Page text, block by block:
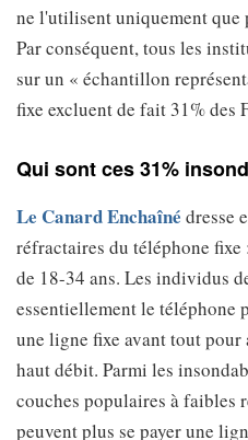
ne l'utilisent uniquement
Par conséquent, tous les
sur un « échantillon
fixe excluent de fait 31% des
Qui sont ces 31%
Le Canard Enchaîné dresse
réfractaires du téléphone
de 18-34 ans. Les individus
essentiellement le téléphone
une ligne fixe avant tout
haut débit. Parmi les
couches populaires à faibles
peuvent plus se payer une